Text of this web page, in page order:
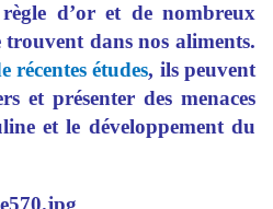
d’or et de nombreux
trouvent dans nos aliments.
récentes études, ils peuvent
et présenter des menaces
et le développement du